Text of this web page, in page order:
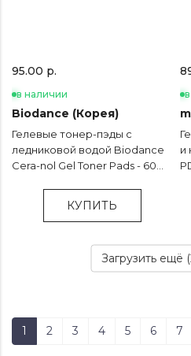
95.00 р.
в наличии
Biodance (Корея)
Гелевые тонер-пэды с
ледниковой водой Biodance
Cera-nol Gel Toner Pads - 60
КУПИТЬ
и
Загрузить ещё (
1 2 3 4 5 6 7